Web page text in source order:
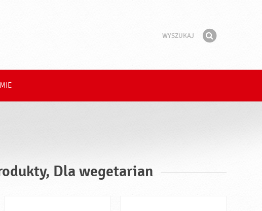
Dla wegetarian